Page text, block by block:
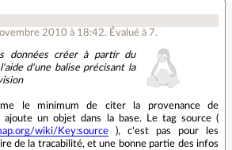
2010 à 18:42. Évalué à 7.
données créer à partir du
d'une balise précisant la
le minimum de citer la provenance de
ajoute un objet dans la base. Le tag source (
wiki/Key:source ), c'est pas pour les
de la tracabilité, et une bonne partie des infos